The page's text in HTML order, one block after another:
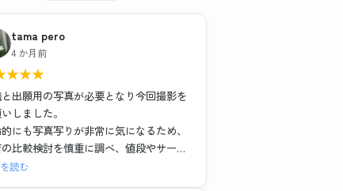
tama pero
4 か月前
★★★
出願用の写真が必要となり今回撮影を
しました。
にも写真写りが非常に気になるため、
比較検討を慎重に調べ、値段やサービ
ぞれ特徴がある中で、こちらのお店で
読む